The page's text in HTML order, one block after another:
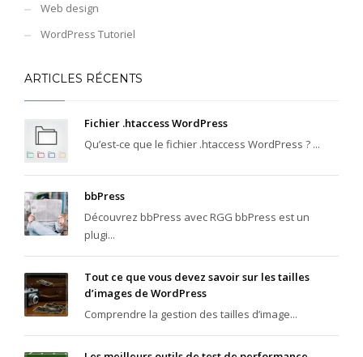
Web design
WordPress Tutoriel
ARTICLES RÉCENTS
Fichier .htaccess WordPress
Qu’est-ce que le fichier .htaccess WordPress ? ...
bbPress
Découvrez bbPress avec RGG bbPress est un
plugi...
Tout ce que vous devez savoir sur les tailles
d’images de WordPress
Comprendre la gestion des tailles d’image...